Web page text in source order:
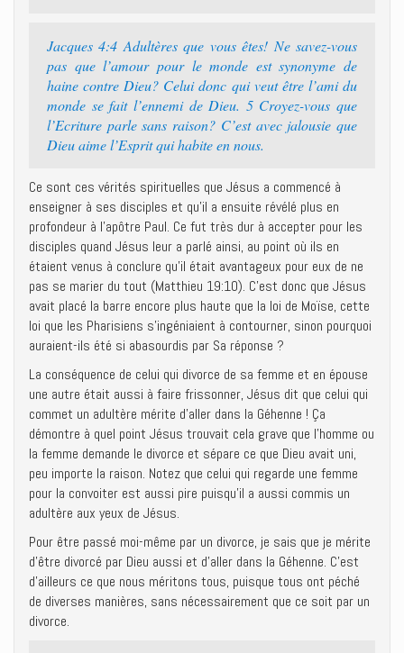
Jacques 4:4 Adultères que vous êtes! Ne savez-vous
pas que l’amour pour le monde est synonyme de
haine contre Dieu? Celui donc qui veut être l’ami du
monde se fait l’ennemi de Dieu. 5 Croyez-vous que
l’Ecriture parle sans raison? C’est avec jalousie que
Dieu aime l’Esprit qui habite en nous.
Ce sont ces vérités spirituelles que Jésus a commencé à
enseigner à ses disciples et qu’il a ensuite révélé plus en
profondeur à l’apôtre Paul. Ce fut très dur à accepter pour les
disciples quand Jésus leur a parlé ainsi, au point où ils en
étaient venus à conclure qu’il était avantageux pour eux de ne
pas se marier du tout (Matthieu 19:10). C’est donc que Jésus
avait placé la barre encore plus haute que la loi de Moïse, cette
loi que les Pharisiens s’ingéniaient à contourner, sinon pourquoi
auraient-ils été si abasourdis par Sa réponse ?
La conséquence de celui qui divorce de sa femme et en épouse
une autre était aussi à faire frissonner, Jésus dit que celui qui
commet un adultère mérite d’aller dans la Géhenne ! Ça
démontre à quel point Jésus trouvait cela grave que l’homme ou
la femme demande le divorce et sépare ce que Dieu avait uni,
peu importe la raison. Notez que celui qui regarde une femme
pour la convoiter est aussi pire puisqu’il a aussi commis un
adultère aux yeux de Jésus.
Pour être passé moi-même par un divorce, je sais que je mérite
d’être divorcé par Dieu aussi et d’aller dans la Géhenne. C’est
d’ailleurs ce que nous méritons tous, puisque tous ont péché
de diverses manières, sans nécessairement que ce soit par un
divorce.